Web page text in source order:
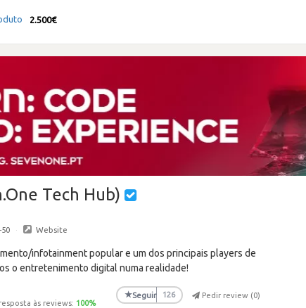
2.500€
Tech Hub)
50 · Website
infotainment popular e um dos principais players de
o entretenimento digital numa realidade!
às reviews: 100%
★Seguir 126 Pedir review (0)